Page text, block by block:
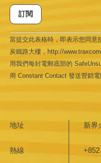
Constant
Contact
Use.
Please
leave
this field
blank.
當提交此表格時，即表示您同意
炭鐵路大樓，http://
用我們每封電郵底部的
用 Constant Contact 發送營銷
地址 新界
熱線 +852